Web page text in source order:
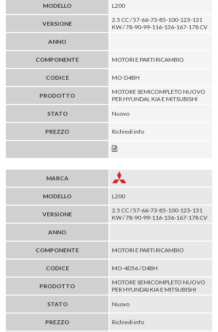
MODELLO L200
VERSIONE
2.5 CC / 57-66-73-85-100-123-131
KW / 78-90-99-116-136-167-178 CV
ANNO
COMPONENTE MOTORI E PARTI RICAMBIO
CODICE MO-D4BH
PRODOTTO
MOTORE SEMICOMPLETO NUOVO
PER HYUNDAI, KIA E MITSUBISHI
STATO
Nuovo
PREZZO Richiedi info
MARCA
MODELLO L200
VERSIONE
2.5 CC / 57-66-73-85-100-123-131
KW / 78-90-99-116-136-167-178 CV
ANNO
COMPONENTE MOTORI E PARTI RICAMBIO
CODICE MO-4D56 / D4BH
PRODOTTO
MOTORE SEMICOMPLETO NUOVO
PER HYUNDAI KIA E MITSUBISHI
STATO
Nuovo
PREZZO Richiedi info